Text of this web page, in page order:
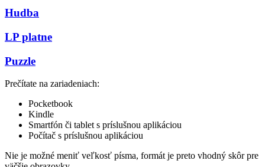
Hudba
LP platne
Puzzle
Prečítate na zariadeniach:
Pocketbook
Kindle
Smartfón či tablet s príslušnou aplikáciou
Počítač s príslušnou aplikáciou
Nie je možné meniť veľkosť písma, formát je preto vhodný skôr pre